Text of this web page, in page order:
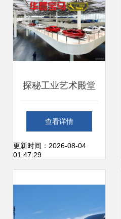
探秘工业艺术殿堂
华晨宝马铁西工厂
之旅与购车智慧
查看详情
更新时间：2026-08-04
01:47:29